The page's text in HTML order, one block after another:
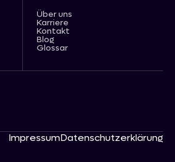
Über uns
Karriere
Kontakt
Blog
Glossar
ImpressumDatenschutzerklärung